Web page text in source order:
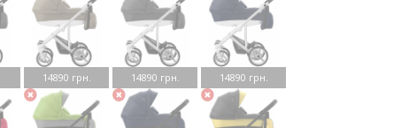
14890 грн. 14890 грн. 14890 грн.